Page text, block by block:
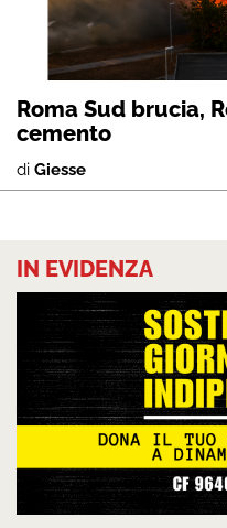
Roma Sud brucia,
cemento
di Giesse
IN EVIDENZA